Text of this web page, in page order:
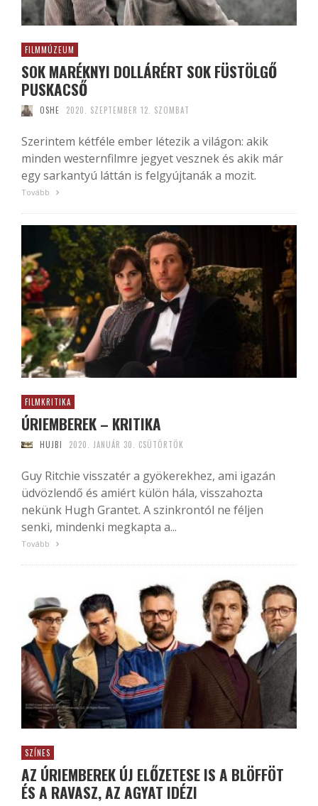
FILMMÚZEUM
SOK MARÉKNYI DOLLÁRÉRT SOK FÜSTÖLGŐ
PUSKACSŐ
OSHE 2020. SZEPTEMBER 12. SZOMBAT
Szerintem kétféle ember létezik a világon: akik
minden westernfilmre jegyet vesznek és akik már
egy sarkantyú láttán is felgyújtanák a mozit.
Tovább
FILMKRITIKA
ÚRIEMBEREK – KRITIKA
HUJBI 2020. JANUÁR 30. CSÜTÖRTÖK
Guy Ritchie visszatér a gyökerekhez, ami igazán
üdvözlendő és amiért külön hála, visszahozta
nekünk Hugh Grantet. A szinkrontól ne féljen
senki, mindenki megkapta a...
Tovább
SZÍNES
AZ ÚRIEMBEREK ÚJ ELŐZETESE IS A BLÖFFÖT
ÉS A RAVASZ, AZ AGYAT IDÉZI